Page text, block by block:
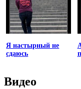
Я настырный не
сдаюсь
Видео